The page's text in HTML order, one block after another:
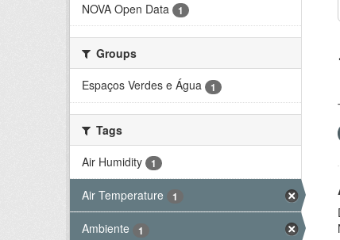
NOVA Open Data
1
Groups
Espaços Verdes e Água
1
Tags
Air Humidity
1
Air Temperature 1
Ambiente 1